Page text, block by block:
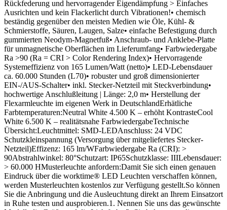
Rückfederung und hervorragender Eigendämpfung > Einfaches
Ausrichten und kein Flackerlicht durch Vibrationen!• chemisch
beständig gegenüber den meisten Medien wie Öle, Kühl- &
Schmierstoffe, Säuren, Laugen, Salze• einfache Befestigung durch
gummierten Neodym-Magnetfuß• Anschraub- und Anklebe-Platte
für unmagnetische Oberflächen im Lieferumfang• Farbwiedergabe
Ra >90 (Ra = CRI > Color Rendering Index)• Hervorragende
Systemeffizienz von 165 Lumen/Watt (netto)• LED-Lebensdauer
ca. 60.000 Stunden (L70)• robuster und groß dimensionierter
EIN-/AUS-Schalter• inkl. Stecker-Netzteil mit Steckverbindung•
hochwertige Anschlußleitung | Länge: 2,0 m• Herstellung der
Flexarmleuchte im eigenen Werk in DeutschlandErhätliche
Farbtemperaturen:Neutral White 4.500 K – erhöht KontrasteCool
White 6.500 K – realitätsnahe FarbwiedergabeTechnische
Übersicht:Leuchtmittel: SMD-LEDAnschluss: 24 VDC
Schutzkleinspannung (Versorgung über mitgeliefertes Stecker-
Netzteil)Effizenz: 165 lm/WFarbwiedergabe Ra (CRI): >
90Abstrahlwinkel: 80°Schutzart: IP65Schutzklasse: IIILebensdauer:
> 60.000 HMusterleuchte anfordern:Damit Sie sich einen genauen
Eindruck über die worktime® LED Leuchten verschaffen können,
werden Musterleuchten kostenlos zur Verfügung gestellt.So können
Sie die Anbringung und die Ausleuchtung direkt an Ihrem Einsatzort
in Ruhe testen und ausprobieren.1. Nennen Sie uns das gewünschte